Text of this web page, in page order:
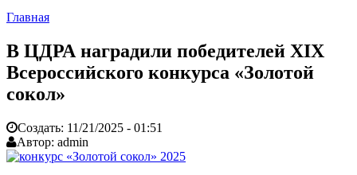
Главная
В ЦДРА наградили победителей XIX
Всероссийского конкурса «Золотой
сокол»
Создать: 11/21/2025 - 01:51
Автор: admin